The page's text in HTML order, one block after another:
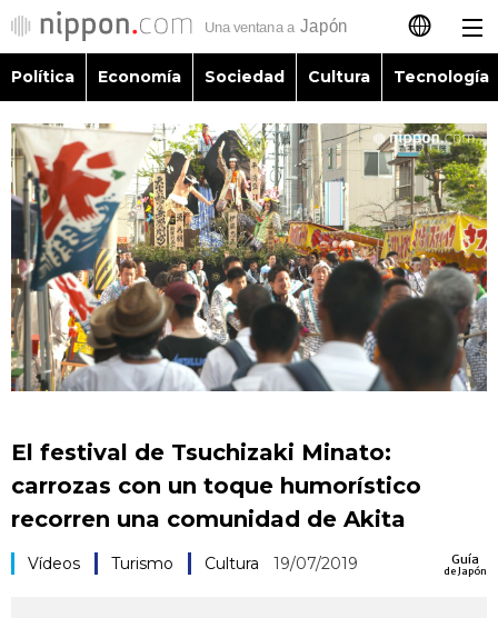
日本語
English
简体字
繁體字
Français
العربية
Política
Economía
Sociedad
Tecnología
Vida
Política Economía Sociedad Cultura Tecnología
El festival de Tsuchizaki Minato:
carrozas con un toque humorístico
recorren una comunidad de Akita
Guía
de Japón
Vídeos Turismo Cultura 19/07/2019